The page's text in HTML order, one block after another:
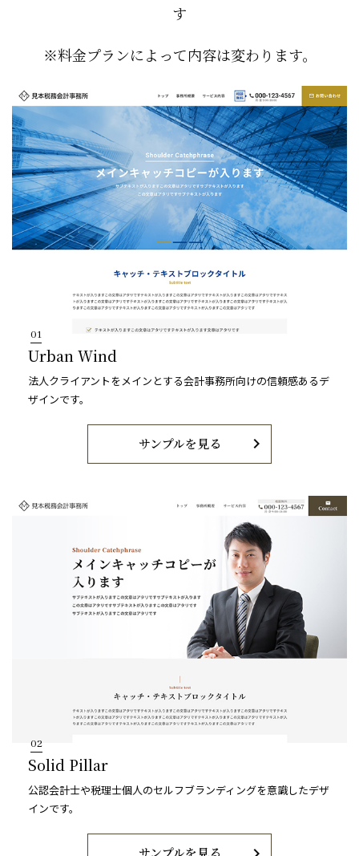
す
※料金プランによって内容は変わります。
01
Urban Wind
法人クライアントをメインとする会計事務所向けの信頼感あるデ
ザインです。
サンプルを見る chevron_right
02
Solid Pillar
公認会計士や税理士個人のセルフブランディングを意識したデザ
インです。
サンプルを見る